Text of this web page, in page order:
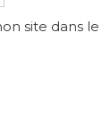
site dans